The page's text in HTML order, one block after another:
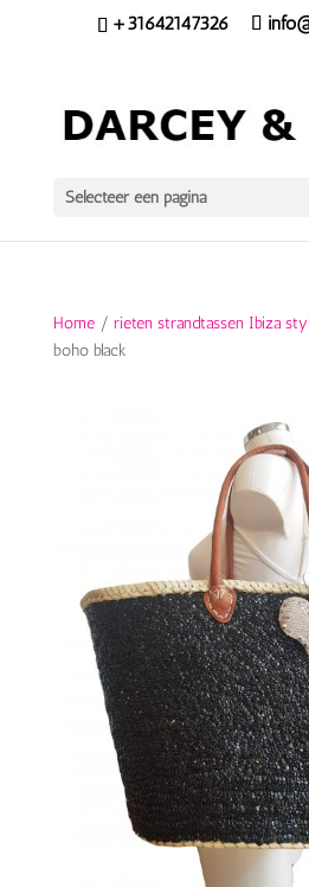
+31642147326
Selecteer een pagina
Home/ rieten strandtassen Ibiza
boho black